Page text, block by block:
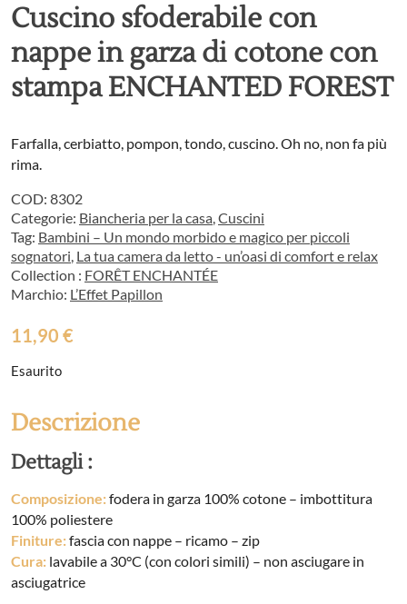
Cuscino sfoderabile con
nappe in garza di cotone con
stampa ENCHANTED FOREST
Farfalla, cerbiatto, pompon, tondo, cuscino. Oh no, non fa più
rima.
COD: 8302
Categorie: Biancheria per la casa,Cuscini
Tag: Bambini – Un mondo morbido e magico per piccoli
sognatori, La tua camera da letto - un’oasi di comfort e relax
Collection : FORÊT ENCHANTÉE
Marchio: L’Effet Papillon
11,90 €
Esaurito
Descrizione
Dettagli :
Composizione:fodera in garza 100% cotone – imbottitura
100% poliestere
Finiture:fascia con nappe – ricamo – zip
Cura: lavabile a 30°C (con colori simili) – non asciugare in
asciugatrice